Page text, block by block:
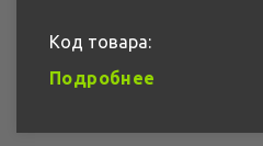
Код товара:
Подробнее